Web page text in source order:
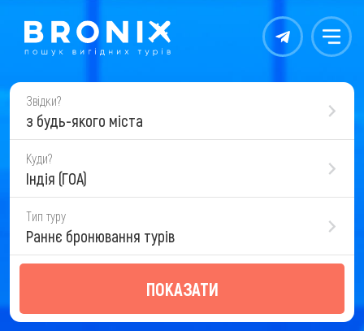
Контакты Меню
Звідки?
з будь-якого міста
Куди?
Індія (ГОА)
Тип туру
Раннє бронювання турів
ПОКАЗАТИ